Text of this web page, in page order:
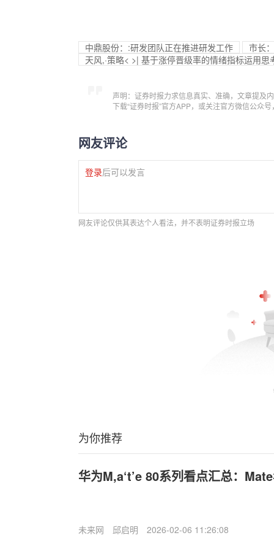
中鼎股份：:研发团队正在推进研发工作
市长
天风,·策略< >| 基于涨停晋级率的情绪指标运用思
声明：证券时报力求信息真实、准确，文章提及
下载“证券时报”官方APP，或关注官方微信公众
网友评论
登录后可以发言
网友评论仅供其表达个人看法，并不表明证券时报立场
为你推荐
华为M,a‘t’e 80系列看点汇总：
未来网 邱启明 2026-02-06 11:26:08